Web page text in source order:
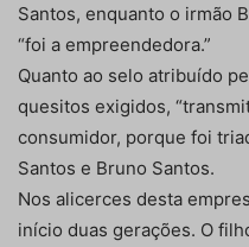
Santos, enquanto o irmão
“foi a empreendedora.”
Quanto ao selo atribuído
quesitos exigidos,
consumidor, porque foi
Santos e Bruno Santos.
Nos alicerces desta
início duas gerações. O